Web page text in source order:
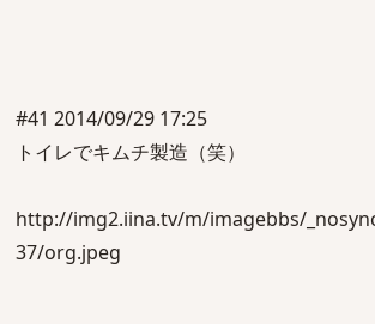
#41 2014/09/29 17:25
トイレでキムチ製造（笑）
http://img2.iina.tv/m/imagebbs/
37/org.jpeg